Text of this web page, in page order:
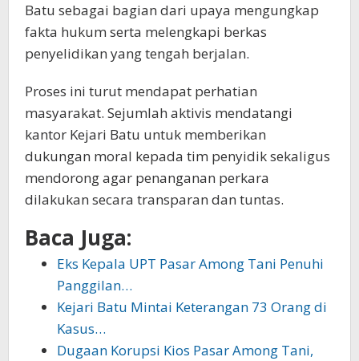
Batu sebagai bagian dari upaya mengungkap
fakta hukum serta melengkapi berkas
penyelidikan yang tengah berjalan.
Proses ini turut mendapat perhatian
masyarakat. Sejumlah aktivis mendatangi
kantor Kejari Batu untuk memberikan
dukungan moral kepada tim penyidik sekaligus
mendorong agar penanganan perkara
dilakukan secara transparan dan tuntas.
Baca Juga:
Eks Kepala UPT Pasar Among Tani Penuhi
Panggilan…
Kejari Batu Mintai Keterangan 73 Orang di
Kasus…
Dugaan Korupsi Kios Pasar Among Tani,